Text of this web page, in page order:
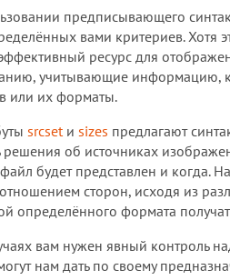
предписывающего
вами критериев. Хотя
ресурс для
учитывающие информацию,
или их форматы.
srcset и sizes предлагают
об источниках
будет представлен и когда.
сторон, исходя из
определённого формата
вам нужен явный контроль
нам дать по своему